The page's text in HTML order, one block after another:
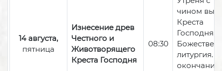
14 августа,
пятница
Изнесение древ
Честного и
Животворящего
Креста Господня
08:30
чином
Креста
Господня,
литургия.
окончании